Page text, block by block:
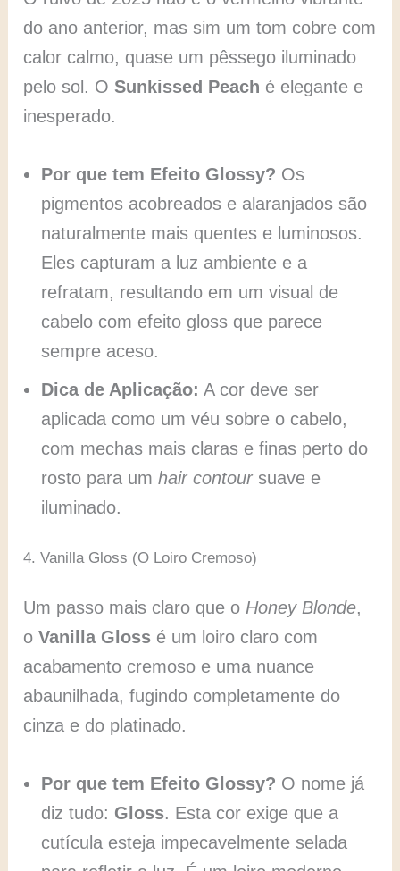
do ano anterior, mas sim um tom cobre com
calor calmo, quase um pêssego iluminado
pelo sol. OSunkissed Peach é elegante e
inesperado.
Por que tem Efeito Glossy? Os
pigmentos acobreados e alaranjados são
naturalmente mais quentes e luminosos.
Eles capturam a luz ambiente e a
refratam, resultando em um visual de
cabelo com efeito gloss que parece
sempre aceso.
Dica de Aplicação: A cor deve ser
aplicada como um véu sobre o cabelo,
com mechas mais claras e finas perto do
rosto para umhair contoursuave e
iluminado.
4. Vanilla Gloss (O Loiro Cremoso)
Um passo mais claro que o Honey Blonde,
oVanilla Gloss é um loiro claro com
acabamento cremoso e uma nuance
abaunilhada, fugindo completamente do
cinza e do platinado.
Por que tem Efeito Glossy? O nome já
diz tudo: Gloss. Esta cor exige que a
cutícula esteja impecavelmente selada